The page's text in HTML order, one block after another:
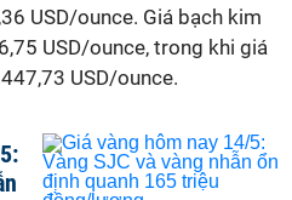
USD/ounce. Giá bạch kim
USD/ounce, trong khi giá
USD/ounce.